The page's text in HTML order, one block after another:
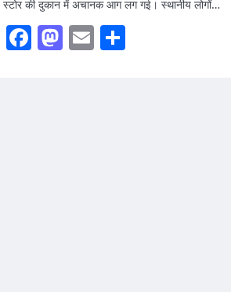
स्टोर की दुकान में अचानक आग लग गई। स्थानीय लोगों…
Facebook
Mastodon
Email